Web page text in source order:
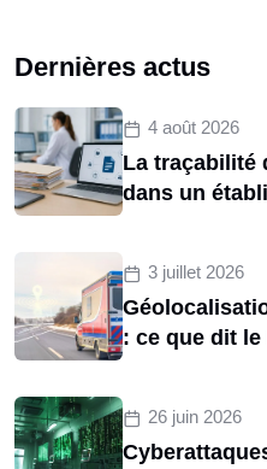
Dernières actus
4 août 2026
La traçabilité
dans un
3 juillet 2026
: ce que dit le
26 juin 2026